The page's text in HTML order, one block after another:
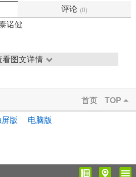
评论 (0)
诺健
看图文详情
首页
TOP
版
电脑版